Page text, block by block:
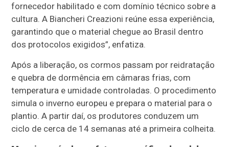
fornecedor habilitado e com domínio técnico sobre a
cultura. A Biancheri Creazioni reúne essa experiência,
garantindo que o material chegue ao Brasil dentro
dos protocolos exigidos”, enfatiza.
Após a liberação, os cormos passam por reidratação
e quebra de dormência em câmaras frias, com
temperatura e umidade controladas. O procedimento
simula o inverno europeu e prepara o material para o
plantio. A partir daí, os produtores conduzem um
ciclo de cerca de 14 semanas até a primeira colheita.